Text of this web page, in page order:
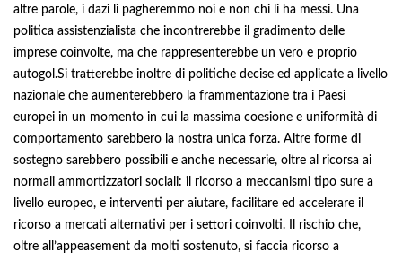
altre parole, i dazi li pagheremmo noi e non chi li ha messi. Una
politica assistenzialista che incontrerebbe il gradimento delle
imprese coinvolte, ma che rappresenterebbe un vero e proprio
autogol.Si tratterebbe inoltre di politiche decise ed applicate a livello
nazionale che aumenterebbero la frammentazione tra i Paesi
europei in un momento in cui la massima coesione e uniformità di
comportamento sarebbero la nostra unica forza. Altre forme di
sostegno sarebbero possibili e anche necessarie, oltre al ricorsa ai
normali ammortizzatori sociali: il ricorso a meccanismi tipo sure a
livello europeo, e interventi per aiutare, facilitare ed accelerare il
ricorso a mercati alternativi per i settori coinvolti. Il rischio che,
oltre all’appeasement da molti sostenuto, si faccia ricorso a